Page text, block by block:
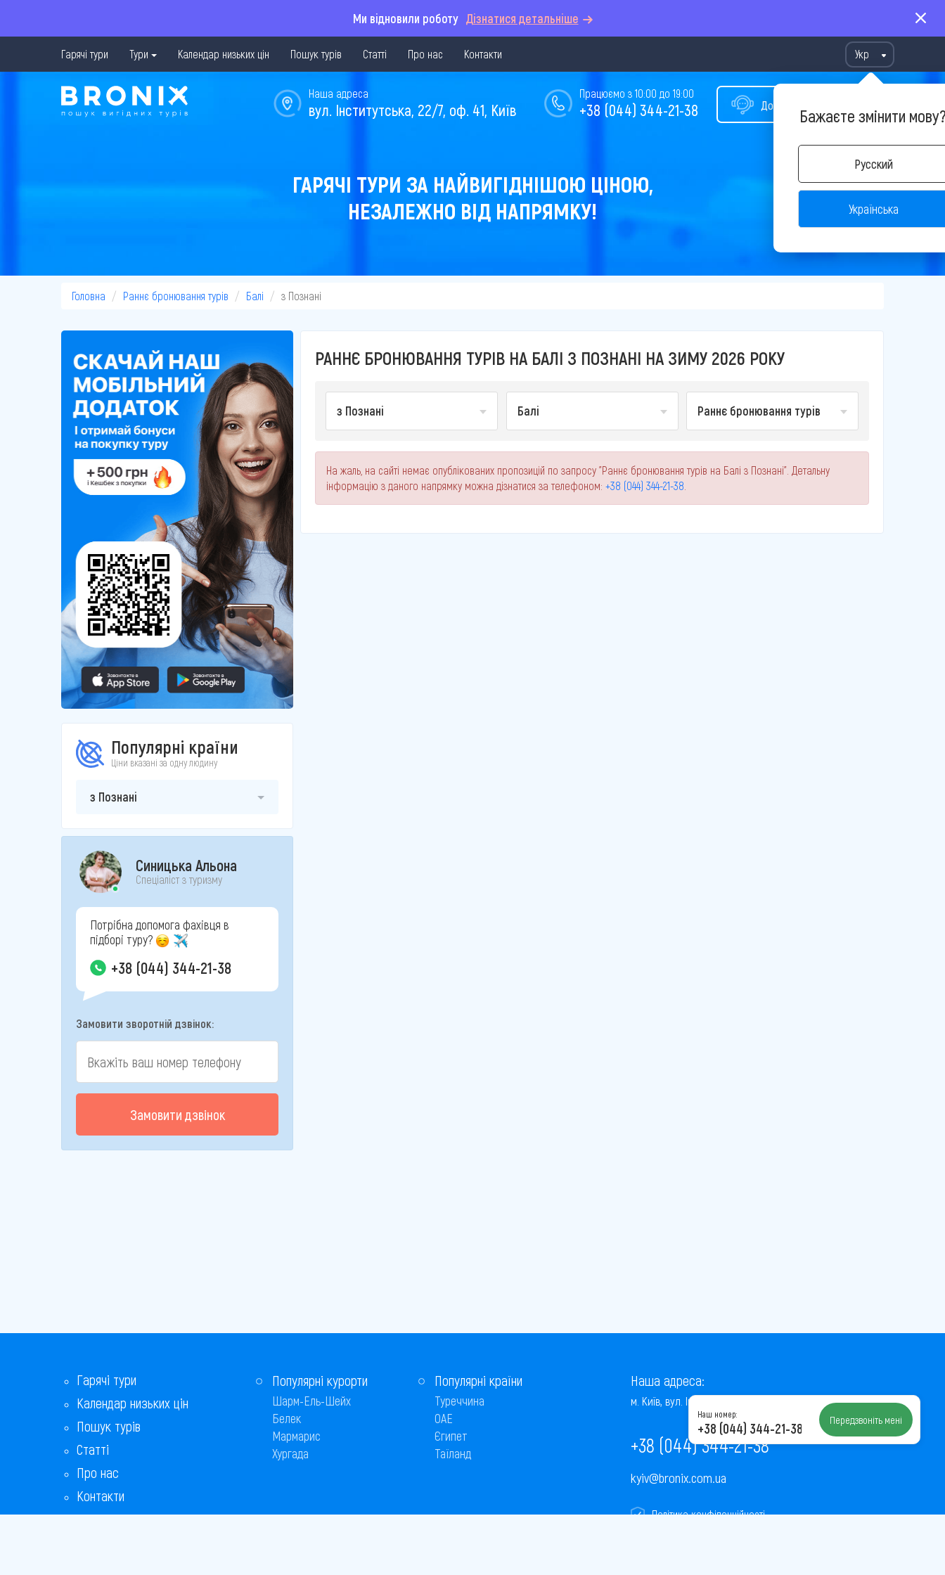
Ми відновили роботу Дізнатися детальніше
Гарячі тури Тури Календар низьких цін Пошук турів Статті Про нас Контакти Укр
Бажаєте змінити
Русский
Українська
Допомога у виборі туру
Працюємо з 10:00 до 19:00
+38 (044) 344-21-38
Наша адреса
вул. Інститутська, 22/7, оф. 41, Київ
ГАРЯЧІ ТУРИ ЗА НАЙВИГІДНІШОЮ ЦІНОЮ,
НЕЗАЛЕЖНО ВІД НАПРЯМКУ!
Головна Раннє бронювання турів Балі з Познані
Популярні країни
Ціни вказані за одну людину
з Познані
Синицька Альона
Спеціаліст з туризму
Потрібна допомога фахівця в
підборі туру?
+38 (044) 344-21-38
Замовити зворотній дзвінок:
Замовити дзвінок
РАННЄ БРОНЮВАННЯ ТУРІВ НА БАЛІ З ПОЗНАНІ НА ЗИМУ 2026 РОКУ
з Познані Балі Раннє бронювання турів
На жаль, на сайті немає опублікованих пропозицій по запросу "Раннє бронювання турів на Балі з Познані". Детальну
інформацію з даного напрямку можна дізнатися за телефоном: +38 (044) 344-21-38
Гарячі тури
Календар низьких цін
Пошук турів
Статті
Про нас
Контакти
Бонусна програма
Популярні курорти
Шарм-Ель-Шейх
Белек
Мармарис
Хургада
Популярні країни
Туреччина
ОАЕ
Єгипет
Таїланд
Наша адреса:
м. Київ, вул. Інститутська, 22/7, оф. 41
+38 (044) 344-21-38
kyiv@bronix.com.ua
Політика конфіденційності
Наш номер:
+38 (044) 344-21-38 Передзвоніть мені